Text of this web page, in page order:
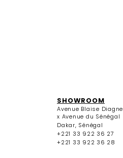
SHOWROOM
Avenue Blaise Diagne
x Avenue du Sénégal
Dakar, Sénégal
+221 33 922 36 27
+221 33 922 36 28